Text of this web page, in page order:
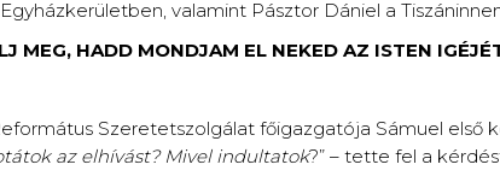
valamint Pásztor Dániel a
MEG, HADD MONDJAM EL NEKED AZ ISTEN
Szeretetszolgálat főigazgatója Sámuel első
az elhívást? Mivel indultatok?” – tette fel a